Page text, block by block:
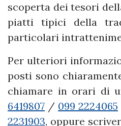
scoperta dei tesori
piatti tipici della
particolari
Per ulteriori
posti sono
chiamare in orari di
6419807 / 099 2224065
2231903, oppure